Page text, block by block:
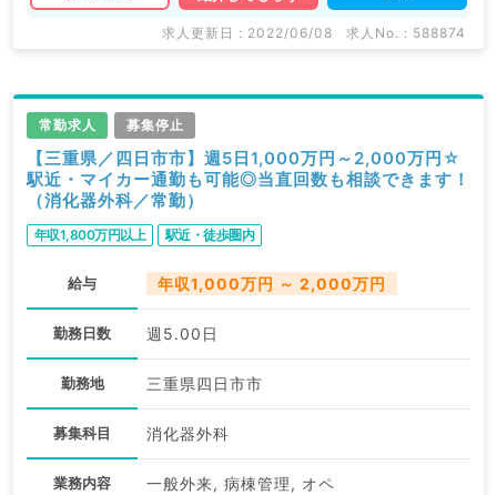
求人更新日 : 2022/06/08 求人No. : 588874
常勤求人 募集停止
【三重県／四日市市】週5日1,000万円～2,000万円☆
駅近・マイカー通勤も可能◎当直回数も相談できます！
（消化器外科／常勤）
年収1,800万円以上 駅近・徒歩圏内
給与 年収1,000万円 ～ 2,000万円
勤務日数 週5.00日
勤務地 三重県四日市市
募集科目 消化器外科
業務内容 一般外来, 病棟管理, オペ